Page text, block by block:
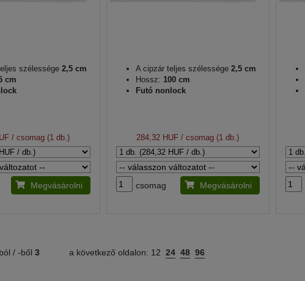
szélessége 2,5 cm
cm
/ csomag (1 db.)
Megvásárolni
A cipzár teljes szélessége2,5 cm
Hossz: 100 cm
Futó nonlock
284,32 HUF / csomag (1 db.)
csomag Megvásárolni
/ -ből 3 a következő oldalon: 12 24 48 96